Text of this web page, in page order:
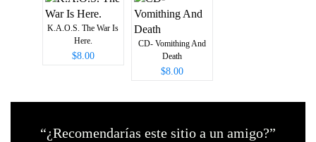
K.A.O.S. The War Is
Here.
$8.00
CD- Vomithing And
Death
$8.00
“¿Recomendarías este sitio a un amigo?”